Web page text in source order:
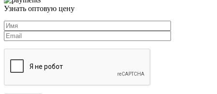
Узнать оптовую цену